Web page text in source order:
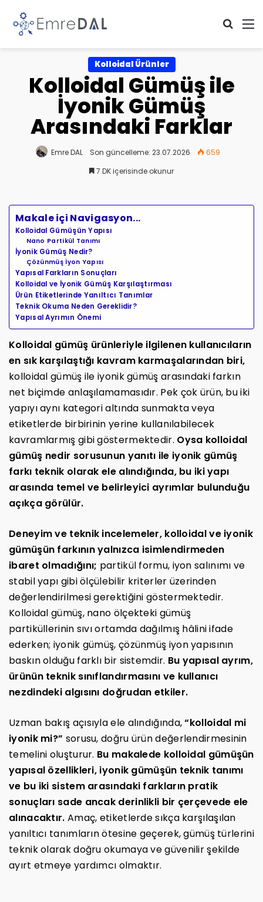
Kolloidal Ürünler
Kolloidal Gümüş ile
İyonik Gümüş
Arasındaki Farklar
Emre DAL Son güncelleme: 23.07.2026
659
7 DK içerisinde okunur
Makale içi Navigasyon...
Kolloidal Gümüşün Yapısı
Nano Partikül Tanımı
İyonik Gümüş Nedir?
Çözünmüş İyon Yapısı
Yapısal Farkların Sonuçları
Kolloidal ve İyonik Gümüş Karşılaştırması
Ürün Etiketlerinde Yanıltıcı Tanımlar
Teknik Okuma Neden Gereklidir?
Yapısal Ayrımın Önemi
Kolloidal gümüş ürünleriyle ilgilenen kullanıcıların
en sık karşılaştığı kavram karmaşalarından biri,
kolloidal gümüş ile iyonik gümüş arasındaki farkın
net biçimde anlaşılamamasıdır. Pek çok ürün, bu iki
yapıyı aynı kategori altında sunmakta veya
etiketlerde birbirinin yerine kullanılabilecek
kavramlarmış gibi göstermektedir. Oysa kolloidal
gümüş nedir sorusunun yanıtı ile iyonik gümüş
farkı teknik olarak ele alındığında, bu iki yapı
arasında temel ve belirleyici ayrımlar bulunduğu
açıkça görülür.
Deneyim ve teknik incelemeler, kolloidal ve iyonik
gümüşün farkının yalnızca isimlendirmeden
ibaret olmadığını; partikül formu, iyon salınımı ve
stabil yapı gibi ölçülebilir kriterler üzerinden
değerlendirilmesi gerektiğini göstermektedir.
Kolloidal gümüş, nano ölçekteki gümüş
partiküllerinin sıvı ortamda dağılmış hâlini ifade
ederken; iyonik gümüş, çözünmüş iyon yapısının
baskın olduğu farklı bir sistemdir. Bu yapısal ayrım,
ürünün teknik sınıflandırmasını ve kullanıcı
nezdindeki algısını doğrudan etkiler.
Uzman bakış açısıyla ele alındığında,“kolloidal mi
iyonik mi?” sorusu, doğru ürün değerlendirmesinin
temelini oluşturur. Bu makalede kolloidal gümüşün
yapısal özellikleri, iyonik gümüşün teknik tanımı
ve bu iki sistem arasındaki farkların pratik
sonuçları sade ancak derinlikli bir çerçevede ele
alınacaktır. Amaç, etiketlerde sıkça karşılaşılan
yanıltıcı tanımların ötesine geçerek, gümüş türlerini
teknik olarak doğru okumaya ve güvenilir şekilde
ayırt etmeye yardımcı olmaktır.